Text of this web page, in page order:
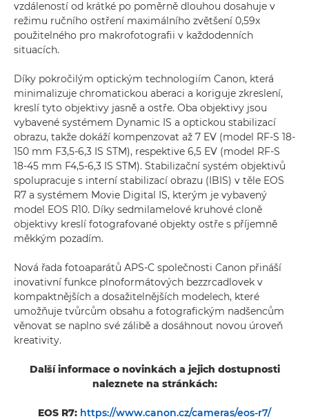
vzdáleností od krátké po poměrně dlouhou dosahuje v
režimu ručního ostření maximálního zvětšení 0,59x
použitelného pro makrofotografii v každodenních
situacích.
Díky pokročilým optickým technologiím Canon, která
minimalizuje chromatickou aberaci a koriguje zkreslení,
kreslí tyto objektivy jasně a ostře. Oba objektivy jsou
vybavené systémem Dynamic IS a optickou stabilizací
obrazu, takže dokáží kompenzovat až 7 EV (model RF-S 18-
150 mm F3,5-6,3 IS STM), respektive 6,5 EV (model RF-S
18-45 mm F4,5-6,3 IS STM). Stabilizační systém objektivů
spolupracuje s interní stabilizací obrazu (IBIS) v těle EOS
R7 a systémem Movie Digital IS, kterým je vybavený
model EOS R10. Díky sedmilamelové kruhové cloně
objektivy kreslí fotografované objekty ostře s příjemně
měkkým pozadím.
Nová řada fotoaparátů APS-C společnosti Canon přináší
inovativní funkce plnoformátových bezzrcadlovek v
kompaktnějších a dosažitelnějších modelech, které
umožňuje tvůrcům obsahu a fotografickým nadšencům
věnovat se naplno své zálibě a dosáhnout novou úroveň
kreativity.
Další informace o novinkách a jejich dostupnosti
naleznete na stránkách:
EOS R7: https://www.canon.cz/cameras/eos-r7/